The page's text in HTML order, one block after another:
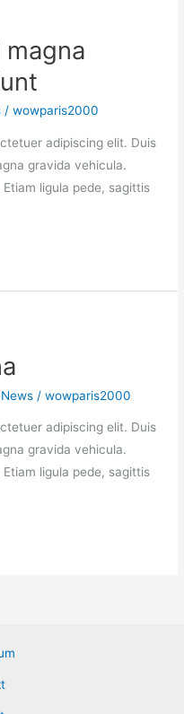
/wowparis2000
adipiscing elit. Duis
gravida vehicula.
ligula pede, sagittis
News /wowparis2000
adipiscing elit. Duis
gravida vehicula.
ligula pede, sagittis